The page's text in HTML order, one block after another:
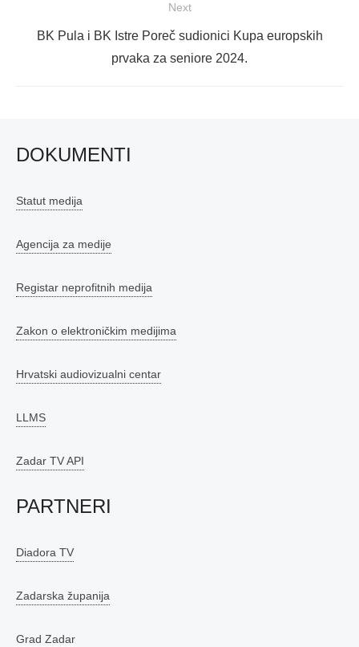
Next
NextBK Pula i BK Istre Poreč sudionici Kupa europskih
prvaka za seniore 2024.
DOKUMENTI
Statut medija
Agencija za medije
Registar neprofitnih medija
Zakon o elektroničkim medijima
Hrvatski audiovizualni centar
LLMS
Zadar TV API
PARTNERI
Diadora TV
Zadarska županija
Grad Zadar